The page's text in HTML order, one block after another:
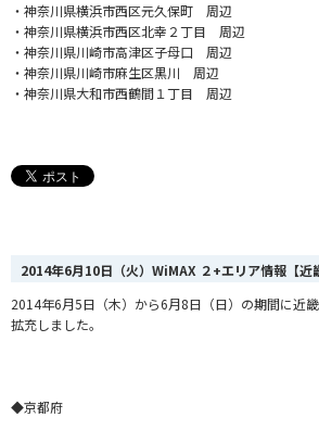
・神奈川県横浜市西区元久保町 周辺
・神奈川県横浜市西区北幸２丁目 周辺
・神奈川県川崎市高津区子母口 周辺
・神奈川県川崎市麻生区黒川 周辺
・神奈川県大和市西鶴間１丁目 周辺
2014年6月10日（火）WiMAX ２+エリア情報【近
2014年6月5日（木）から6月8日（日）の期間に近
拡充しました。
◆京都府